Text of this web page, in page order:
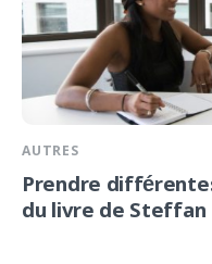
AUTRES
Prendre
du livre de Steffan